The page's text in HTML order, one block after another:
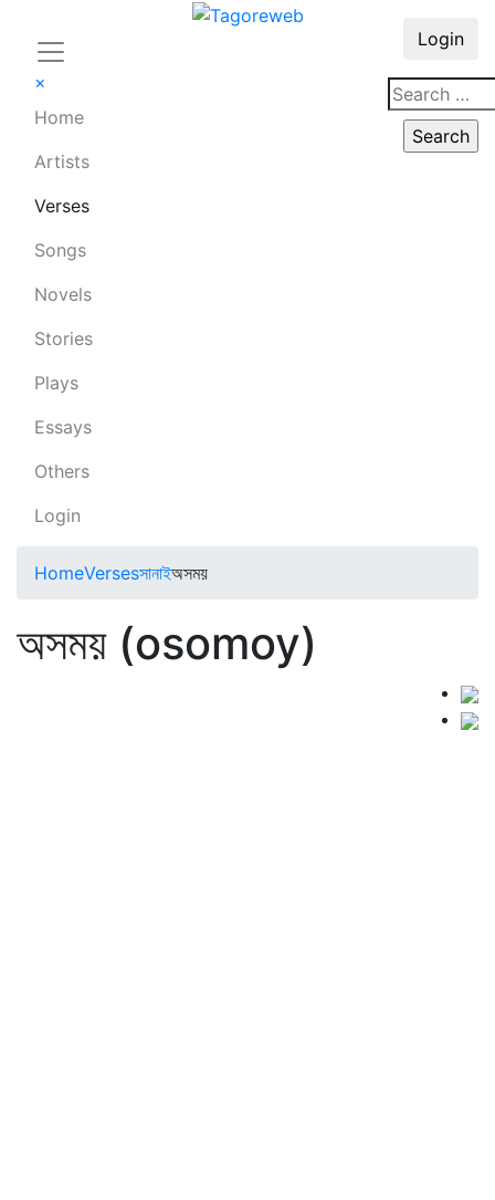
×
Home
Artists
Verses
Songs
Novels
Stories
Plays
Essays
Others
Login
Login
HomeVersesসানাইঅসময়
অসময় (osomoy)